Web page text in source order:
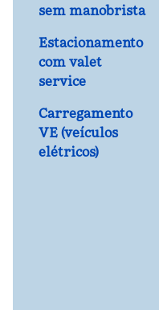
sem manobrista
Estacionamento
com valet
service
Carregamento
VE (veículos
elétricos)